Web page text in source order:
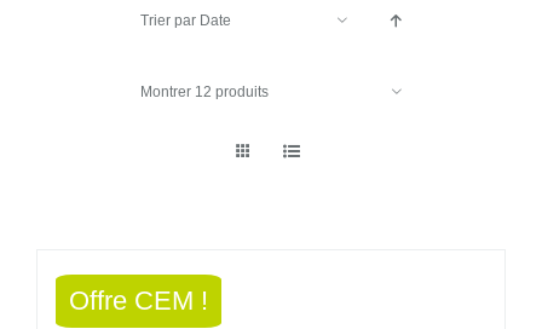
Trier par Date
Montrer 12 produits
Offre CEM !